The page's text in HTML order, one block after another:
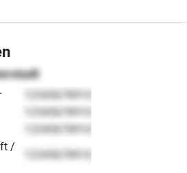
12345678910
12345678910
12345678910
/
12345678910